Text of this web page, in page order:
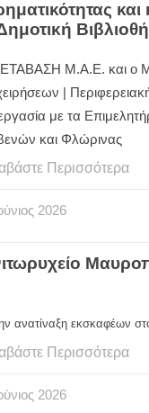
και
Μ.Α.Ε. και ο
|
με τα
και Φλώρινας
Περισσότερα
2026
ανατίναξη εκσκαφέων
Περισσότερα
2026